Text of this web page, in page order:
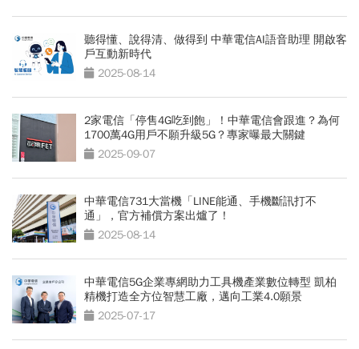
聽得懂、說得清、做得到 中華電信AI語音助理 開啟客
戶互動新時代
2025-08-14
2家電信「停售4G吃到飽」！中華電信會跟進？為何
1700萬4G用戶不願升級5G？專家曝最大關鍵
2025-09-07
中華電信731大當機「LINE能通、手機斷訊打不
通」，官方補償方案出爐了！
2025-08-14
中華電信5G企業專網助力工具機產業數位轉型 凱柏
精機打造全方位智慧工廠，邁向工業4.0願景
2025-07-17